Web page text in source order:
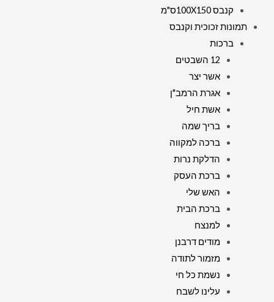
קנבס 100X150ס"מ
תמונות זכוכית וקנבס
ברכות
12 השבטים
אשר יצר
אגרת הרמב"ן
אשת חיל
בריך שמה
ברכה למקווה
הדלקת נרות
ברכת העסק
האש שלי
ברכת הבית
למנצח
מודים דרבנן
מזמור לתודה
נשמת כל חי
עלינו לשבח